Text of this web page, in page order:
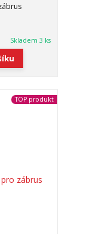
Skladem 3 ks
TOP produkt